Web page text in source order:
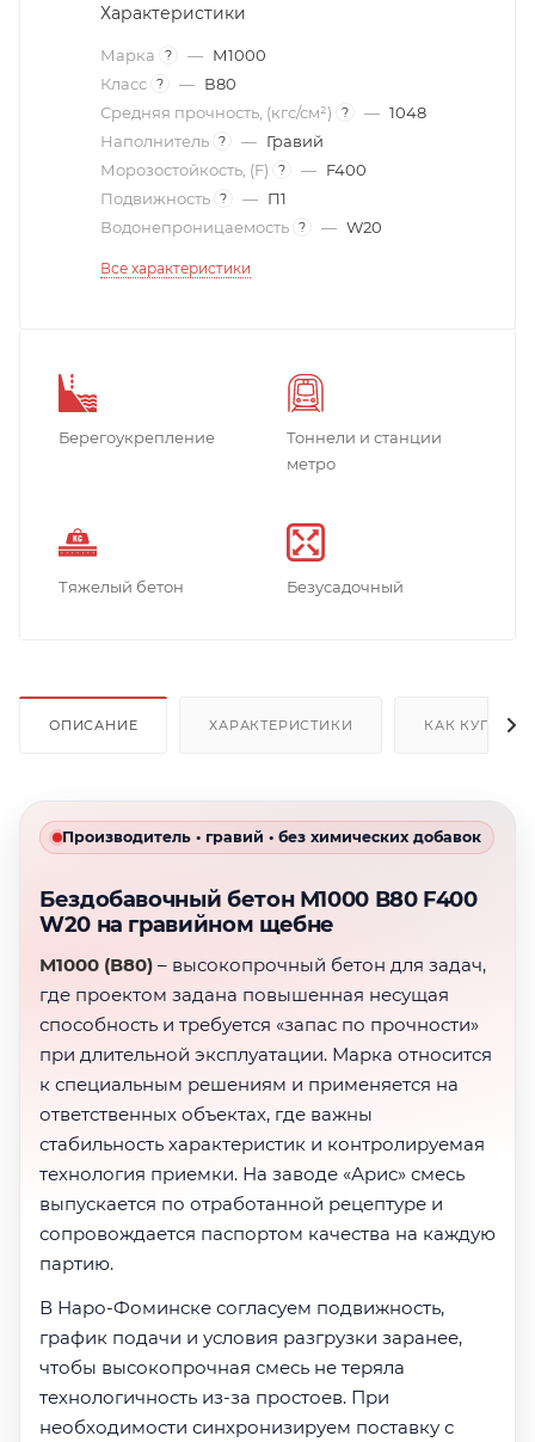
Характеристики
Марка ? — М1000
Класс ? — В80
Средняя прочность, (кгс/см²)
? — 1048
Наполнитель ? — Гравий
Морозостойкость, (F)
? — F400
Подвижность ? — П1
Водонепроницаемость ? — W20
Все характеристики
Берегоукрепление
Тоннели и станции
метро
Тяжелый бетон Безусадочный
ОПИСАНИЕ ХАРАКТЕРИСТИКИ КАК КУПИТЬ
Производитель • гравий • без химических добавок
Бездобавочный бетон М1000 В80 F400
W20 на гравийном щебне
М1000 (В80) – высокопрочный бетон для задач,
где проектом задана повышенная несущая
способность и требуется «запас по прочности»
при длительной эксплуатации. Марка относится
к специальным решениям и применяется на
ответственных объектах, где важны
стабильность характеристик и контролируемая
технология приемки. На заводе «Арис» смесь
выпускается по отработанной рецептуре и
сопровождается паспортом качества на каждую
партию.
В Наро-Фоминске согласуем подвижность,
график подачи и условия разгрузки заранее,
чтобы высокопрочная смесь не теряла
технологичность из-за простоев. При
необходимости синхронизируем поставку с